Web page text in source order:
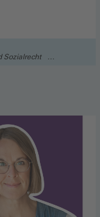
Sozialrecht